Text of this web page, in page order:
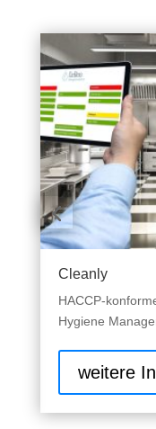
Cleanly
HACCP-
Hygiene
weitere